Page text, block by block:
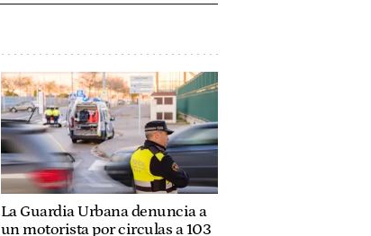
La Guardia Urbana denuncia a
un motorista por circulas a 103